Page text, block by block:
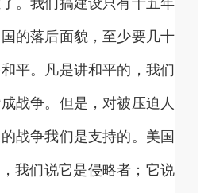
的落后面貌，至少要几十
平。凡是讲和平的，我们
战争。但是，对被压迫人
战争我们是支持的。美国
我们说它是侵略者；它说